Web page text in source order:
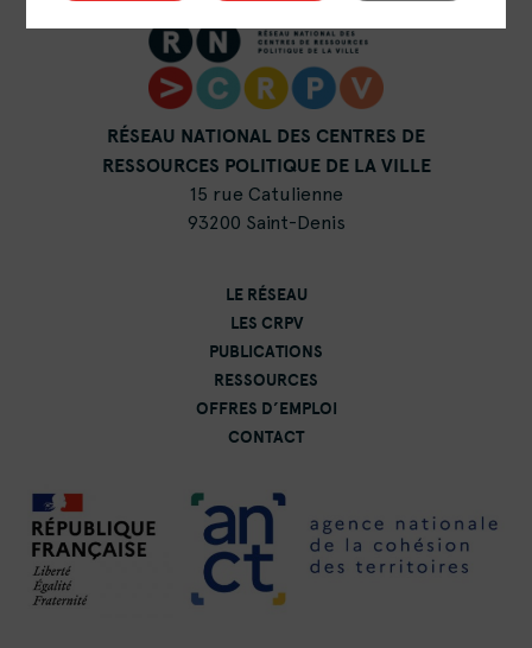
RÉSEAU NATIONAL DES CENTRES DE
RESSOURCES POLITIQUE DE LA VILLE
15 rue Catulienne
93200 Saint-Denis
LE RÉSEAU
LES CRPV
PUBLICATIONS
RESSOURCES
OFFRES D’EMPLOI
CONTACT